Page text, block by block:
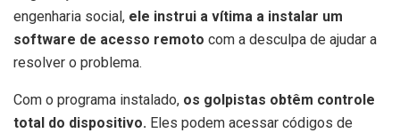
engenharia social, ele instrui a vítima a instalar um
software de acesso remoto com a desculpa de ajudar a
resolver o problema.
Com o programa instalado, os golpistas obtêm controle
total do dispositivo. Eles podem acessar códigos de